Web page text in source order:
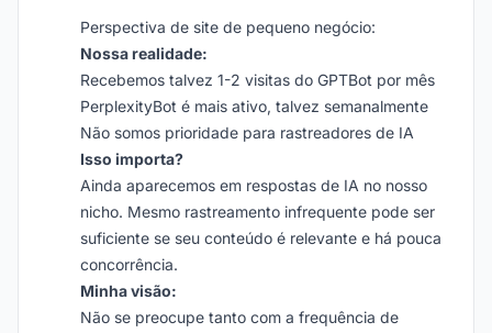
Perspectiva de site de pequeno negócio:
Nossa realidade:
Recebemos talvez 1-2 visitas do GPTBot por mês
PerplexityBot é mais ativo, talvez semanalmente
Não somos prioridade para rastreadores de IA
Isso importa?
Ainda aparecemos em respostas de IA no nosso
nicho. Mesmo rastreamento infrequente pode ser
suficiente se seu conteúdo é relevante e há pouca
concorrência.
Minha visão:
Não se preocupe tanto com a frequência de